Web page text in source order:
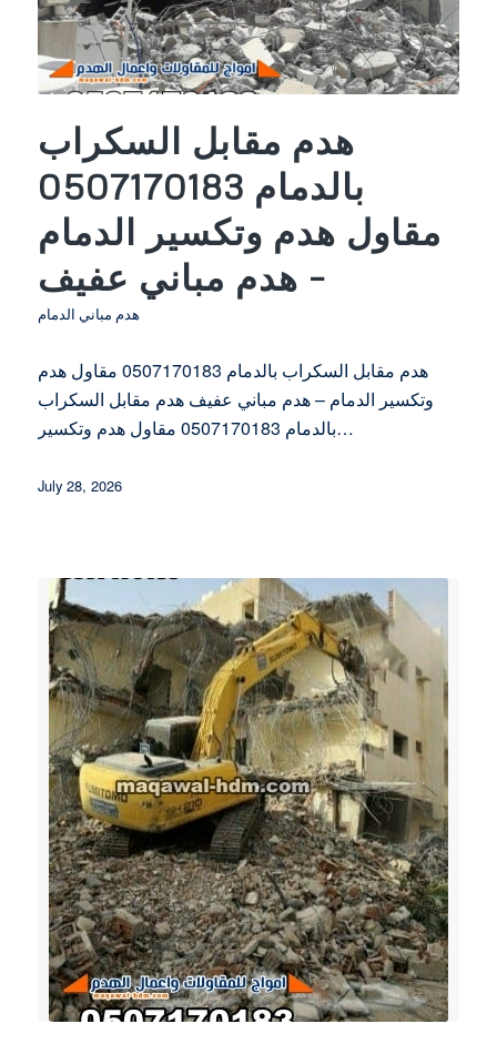
هدم مقابل السكراب
بالدمام 0507170183
مقاول هدم وتكسير الدمام
– هدم مباني عفيف
هدم مباني الدمام
هدم مقابل السكراب بالدمام 0507170183 مقاول هدم
وتكسير الدمام – هدم مباني عفيف هدم مقابل السكراب
بالدمام 0507170183 مقاول هدم وتكسير…
July 28, 2026